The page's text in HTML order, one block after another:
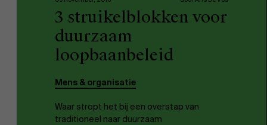
3 struikelblokken voor
duurzaam
loopbaanbeleid
Mens & organisatie
Waar stropt het bij een overstap van
traditioneel naar duurzaam